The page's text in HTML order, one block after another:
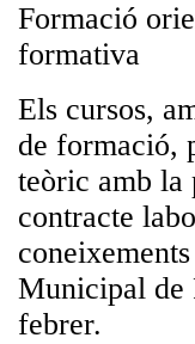
Formació
formativa
Els cursos,
de formació,
teòric amb la
contracte
Municipal de
febrer.